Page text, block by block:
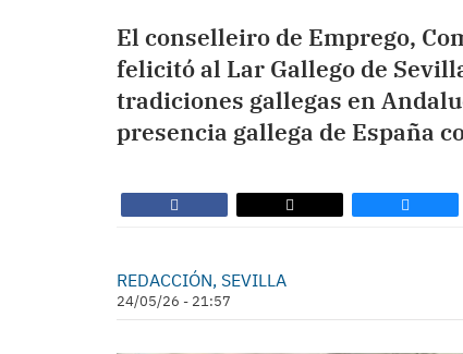
El conselleiro de Emprego,
felicitó al Lar Gallego de
tradiciones gallegas en
presencia gallega de España
REDACCIÓN, SEVILLA
24/05/26 - 21:57